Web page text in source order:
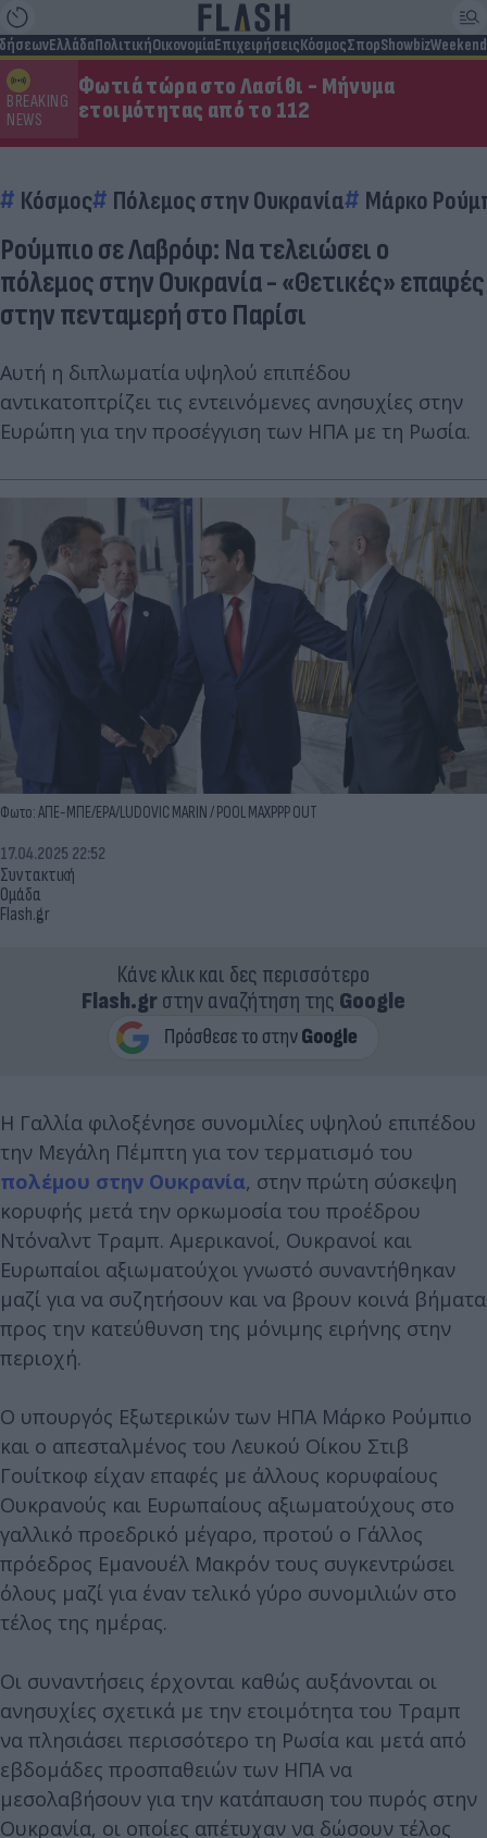
ΕλλάδαΠολιτικήΟικονομίαΕπιχειρήσειςΚόσμοςΣπορShowbizWeekend
BREAKING
NEWS
Φωτιά τώρα στο Λασίθι - Μήνυμα
ετοιμότητας από το 112
Κόσμος Πόλεμος στην Ουκρανία Μάρκο
Ρούμπιο σε Λαβρόφ: Να τελειώσει ο
πόλεμος στην Ουκρανία - «Θετικές» επαφές
στην πενταμερή στο Παρίσι
Αυτή η διπλωματία υψηλού επιπέδου
αντικατοπτρίζει τις εντεινόμενες ανησυχίες στην
Ευρώπη για την προσέγγιση των ΗΠΑ με τη Ρωσία.
Φωτο: ΑΠΕ-ΜΠΕ/EPA/LUDOVIC MARIN / POOL MAXPPP OUT
Συντακτική
Ομάδα
Flash.gr
17.04.2025 22:52
Κάνε κλικ και δες περισσότερο
Flash.grστην αναζήτηση της Google
Η Γαλλία φιλοξένησε συνομιλίες υψηλού επιπέδου
την Μεγάλη Πέμπτη για τον τερματισμό του
πολέμου στην Ουκρανία, στην πρώτη σύσκεψη
κορυφής μετά την ορκωμοσία του προέδρου
Ντόναλντ Τραμπ. Αμερικανοί, Ουκρανοί και
Ευρωπαίοι αξιωματούχοι γνωστό συναντήθηκαν
μαζί για να συζητήσουν και να βρουν κοινά βήματα
προς την κατεύθυνση της μόνιμης ειρήνης στην
περιοχή.
Ο υπουργός Εξωτερικών των ΗΠΑ Μάρκο Ρούμπιο
και ο απεσταλμένος του Λευκού Οίκου Στιβ
Γουίτκοφ είχαν επαφές με άλλους κορυφαίους
Ουκρανούς και Ευρωπαίους αξιωματούχους στο
γαλλικό προεδρικό μέγαρο, προτού ο Γάλλος
πρόεδρος Εμανουέλ Μακρόν τους συγκεντρώσει
όλους μαζί για έναν τελικό γύρο συνομιλιών στο
τέλος της ημέρας.
Οι συναντήσεις έρχονται καθώς αυξάνονται οι
ανησυχίες σχετικά με την ετοιμότητα του Τραμπ
να πλησιάσει περισσότερο τη Ρωσία και μετά από
εβδομάδες προσπαθειών των ΗΠΑ να
μεσολαβήσουν για την κατάπαυση του πυρός στην
Ουκρανία, οι οποίες απέτυχαν να δώσουν τέλος